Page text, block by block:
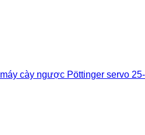
máy cày ngược Pöttinger servo 25-